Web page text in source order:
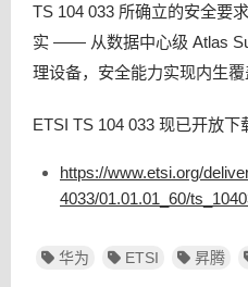
TS 104 033 所确立的安全要
实 —— 从数据中心级 Atlas
理设备，安全能力实现内生覆
ETSI TS 104 033 现已开放下
https://www.etsi.org/
4033/01.01.01_60/
华为 ETSI 昇腾